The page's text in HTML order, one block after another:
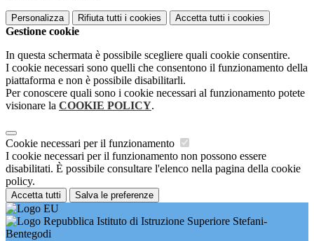
Personalizza Rifiuta tutti i cookies Accetta tutti i cookies
Gestione cookie
In questa schermata è possibile scegliere quali cookie consentire.
I cookie necessari sono quelli che consentono il funzionamento della
piattaforma e non è possibile disabilitarli.
Per conoscere quali sono i cookie necessari al funzionamento potete
visionare la COOKIE POLICY.
Cookie necessari per il funzionamento
I cookie necessari per il funzionamento non possono essere
disabilitati. È possibile consultare l'elenco nella pagina della cookie
policy.
Accetta tutti Salva le preferenze
Istituto di Istruzione Superiore Stefani-
Bentegodi